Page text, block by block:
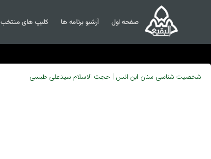
صفحه اول آرشیو برنامه ها کلیپ های منتخب
شخصیت شناسی سنان ابن انس | حجت الاسلام سیدعلی طبسی